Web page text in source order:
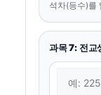
석차(등수)를
과목 7: 전교